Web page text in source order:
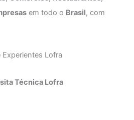
em todo o Brasil, com
Lofra
Técnica Lofra